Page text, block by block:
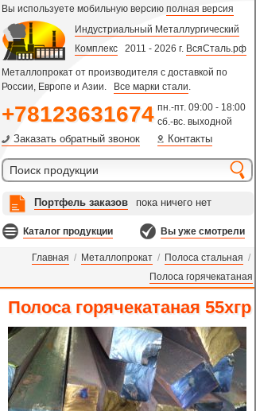
Вы используете мобильную версию полная версия
Индустриальный Металлургический
Комплекс 2011 - 2026 г. ВсяСталь.рф
Металлопрокат от производителя с доставкой по
России, Европе и Азии.
Все марки стали.
+78123631674 пн.-пт. 09:00 - 18:00
сб.-вс. выходной
Заказать обратный звонок Контакты
Портфель заказов пока ничего нет
Каталог продукции Вы уже смотрели
Главная / Металлопрокат / Полоса стальная /
Полоса горячекатаная
Полоса горячекатаная 55хгр